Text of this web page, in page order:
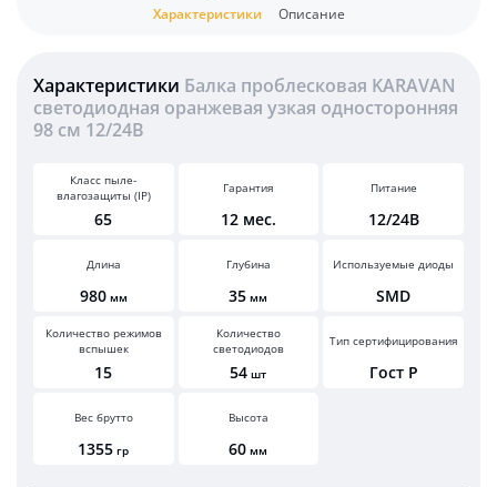
Характеристики Описание
Характеристики Балка проблесковая KARAVAN
светодиодная оранжевая узкая односторонняя
98 см 12/24В
Класс пыле-
влагозащиты (IP)
65
Гарантия
12 мес.
Питание
12/24В
Длина
980 мм
Глубина
35 мм
Используемые диоды
SMD
Количество режимов
вспышек
15
Количество
светодиодов
54 шт
Тип сертифицирования
Гост Р
Вес брутто
1355 гр
Высота
60 мм